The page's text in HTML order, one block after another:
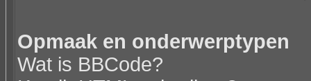
Opmaak en onderwerptypen
Wat is BBCode?